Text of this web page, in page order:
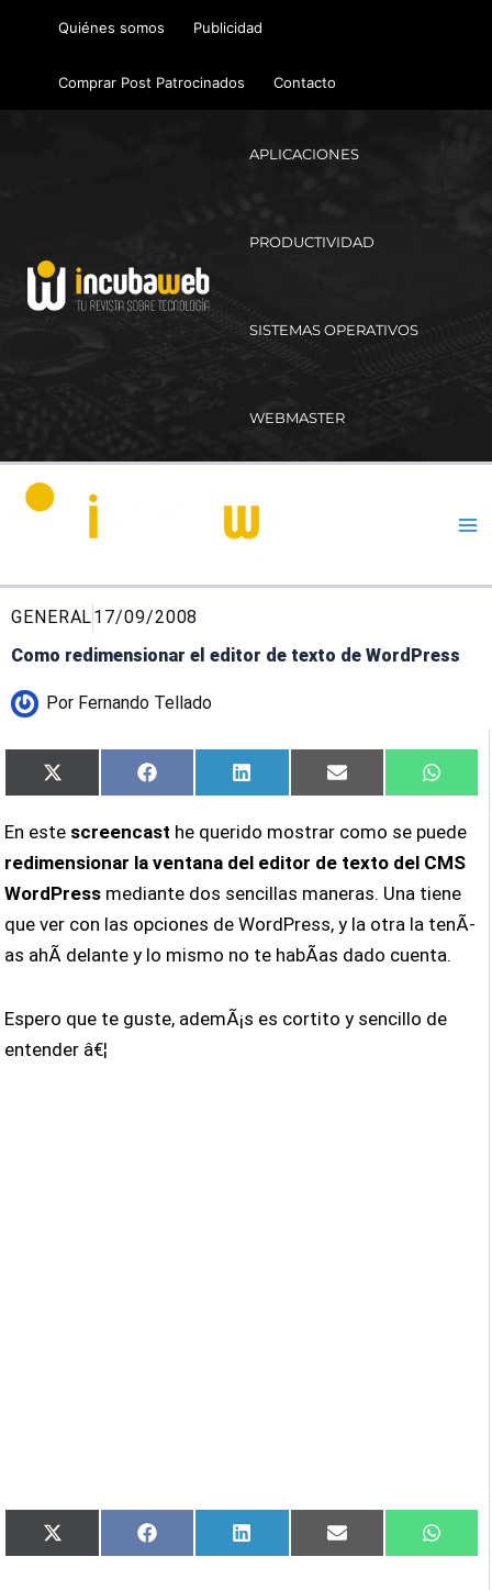
Quiénes somos Publicidad
Comprar Post Patrocinados Contacto
APLICACIONES
PRODUCTIVIDAD
SISTEMAS OPERATIVOS
WEBMASTER
GENERAL17/09/2008
Como redimensionar el editor de texto de WordPress
Por Fernando Tellado
Compartir
en
X
(Twitter)
Compartir
en
Facebook
Compartir
en
LinkedIn
Compartir
en
Email
en
En este screencast he querido mostrar como se puede
redimensionar la ventana del editor de texto del CMS
WordPress mediante dos sencillas maneras. Una tiene
que ver con las opciones de WordPress, y la otra la tenÃ­
as ahÃ­ delante y lo mismo no te habÃ­as dado cuenta.
Espero que te guste, ademÃ¡s es cortito y sencillo de
entender â€¦
Compartir
en
X
(Twitter)
Compartir
en
Facebook
Compartir
en
LinkedIn
Compartir
en
Email
en